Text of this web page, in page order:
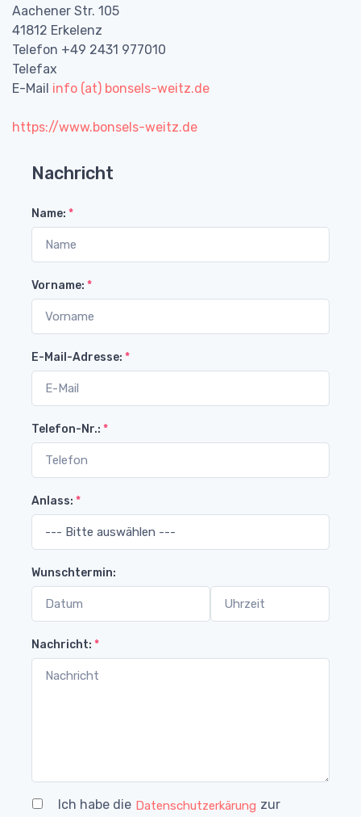
Aachener Str. 105
41812 Erkelenz
Telefon +49 2431 977010
Telefax
E-Mail info (at) bonsels-weitz.de
https://www.bonsels-weitz.de
Nachricht
Name: *
Vorname: *
E-Mail-Adresse: *
Telefon-Nr.: *
Anlass: *
Wunschtermin:
Nachricht: *
Ich habe die Datenschutzerkärung zur